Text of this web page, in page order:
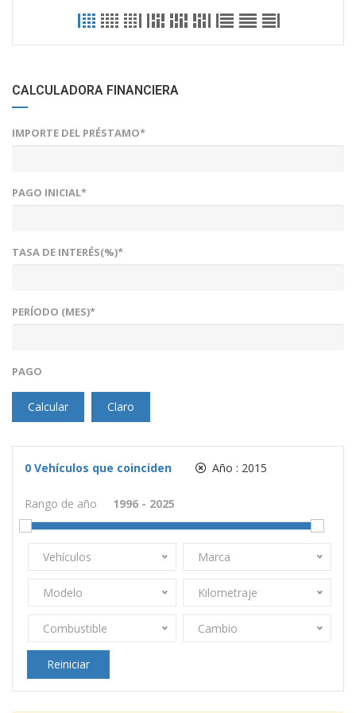
CALCULADORA FINANCIERA
IMPORTE DEL PRÉSTAMO*
PAGO INICIAL*
TASA DE INTERÉS(%)*
PERÍODO (MES)*
PAGO
Calcular Claro
0 Vehículos que coinciden Año : 2015
Rango de año
Vehículos Marca
Modelo Kilometraje
Combustible Cambio
Reiniciar